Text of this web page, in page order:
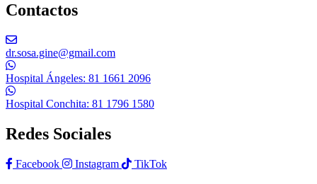
Contactos
dr.sosa.gine@gmail.com
Hospital Ángeles: 81 1661 2096
Hospital Conchita: 81 1796 1580
Redes Sociales
Facebook Instagram TikTok